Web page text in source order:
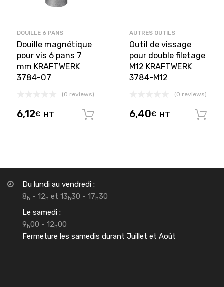
DOUILLE 6 PANS
Douille magnétique
pour vis 6 pans 7
mm KRAFTWERK
3784-07
(0 reviews)
6,12€ HT Ajouter au panier
AUTRES OUTILS
Outil de vissage
pour double filetage
M12 KRAFTWERK
3784-M12
(0 reviews)
6,40€ HT
Du lundi au vendredi :
8h - 12h et 13h30 - 17h30
Le samedi :
9h00 - 12h00
Fermeture les samedis durant Juillet et Août